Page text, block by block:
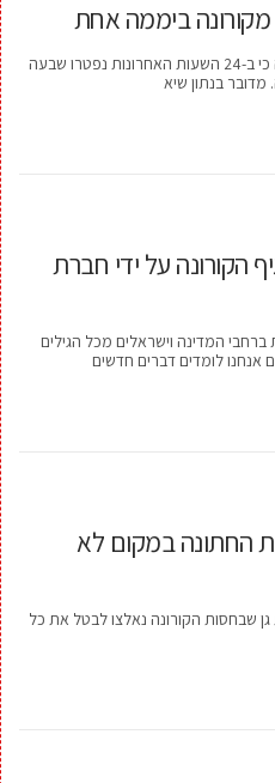
מנתונים שהגיעו למקומונט רמת גן עולה כי ב-24 השעות האחרונות נפטרו שבעה
בנתון שיא
הקורונה על ידי חברת
המדינה וישראלים מכל הגילים
אנחנו לומדים דברים חדשים
החתונה במקום לא
גן שבחסות הקורונה נאלצו לבטל את כל